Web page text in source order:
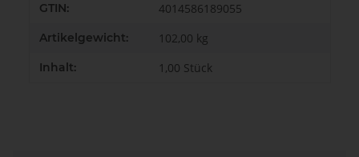
GTIN: 4014586189055
Artikelgewicht: 102,00 kg
Inhalt: 1,00 Stück